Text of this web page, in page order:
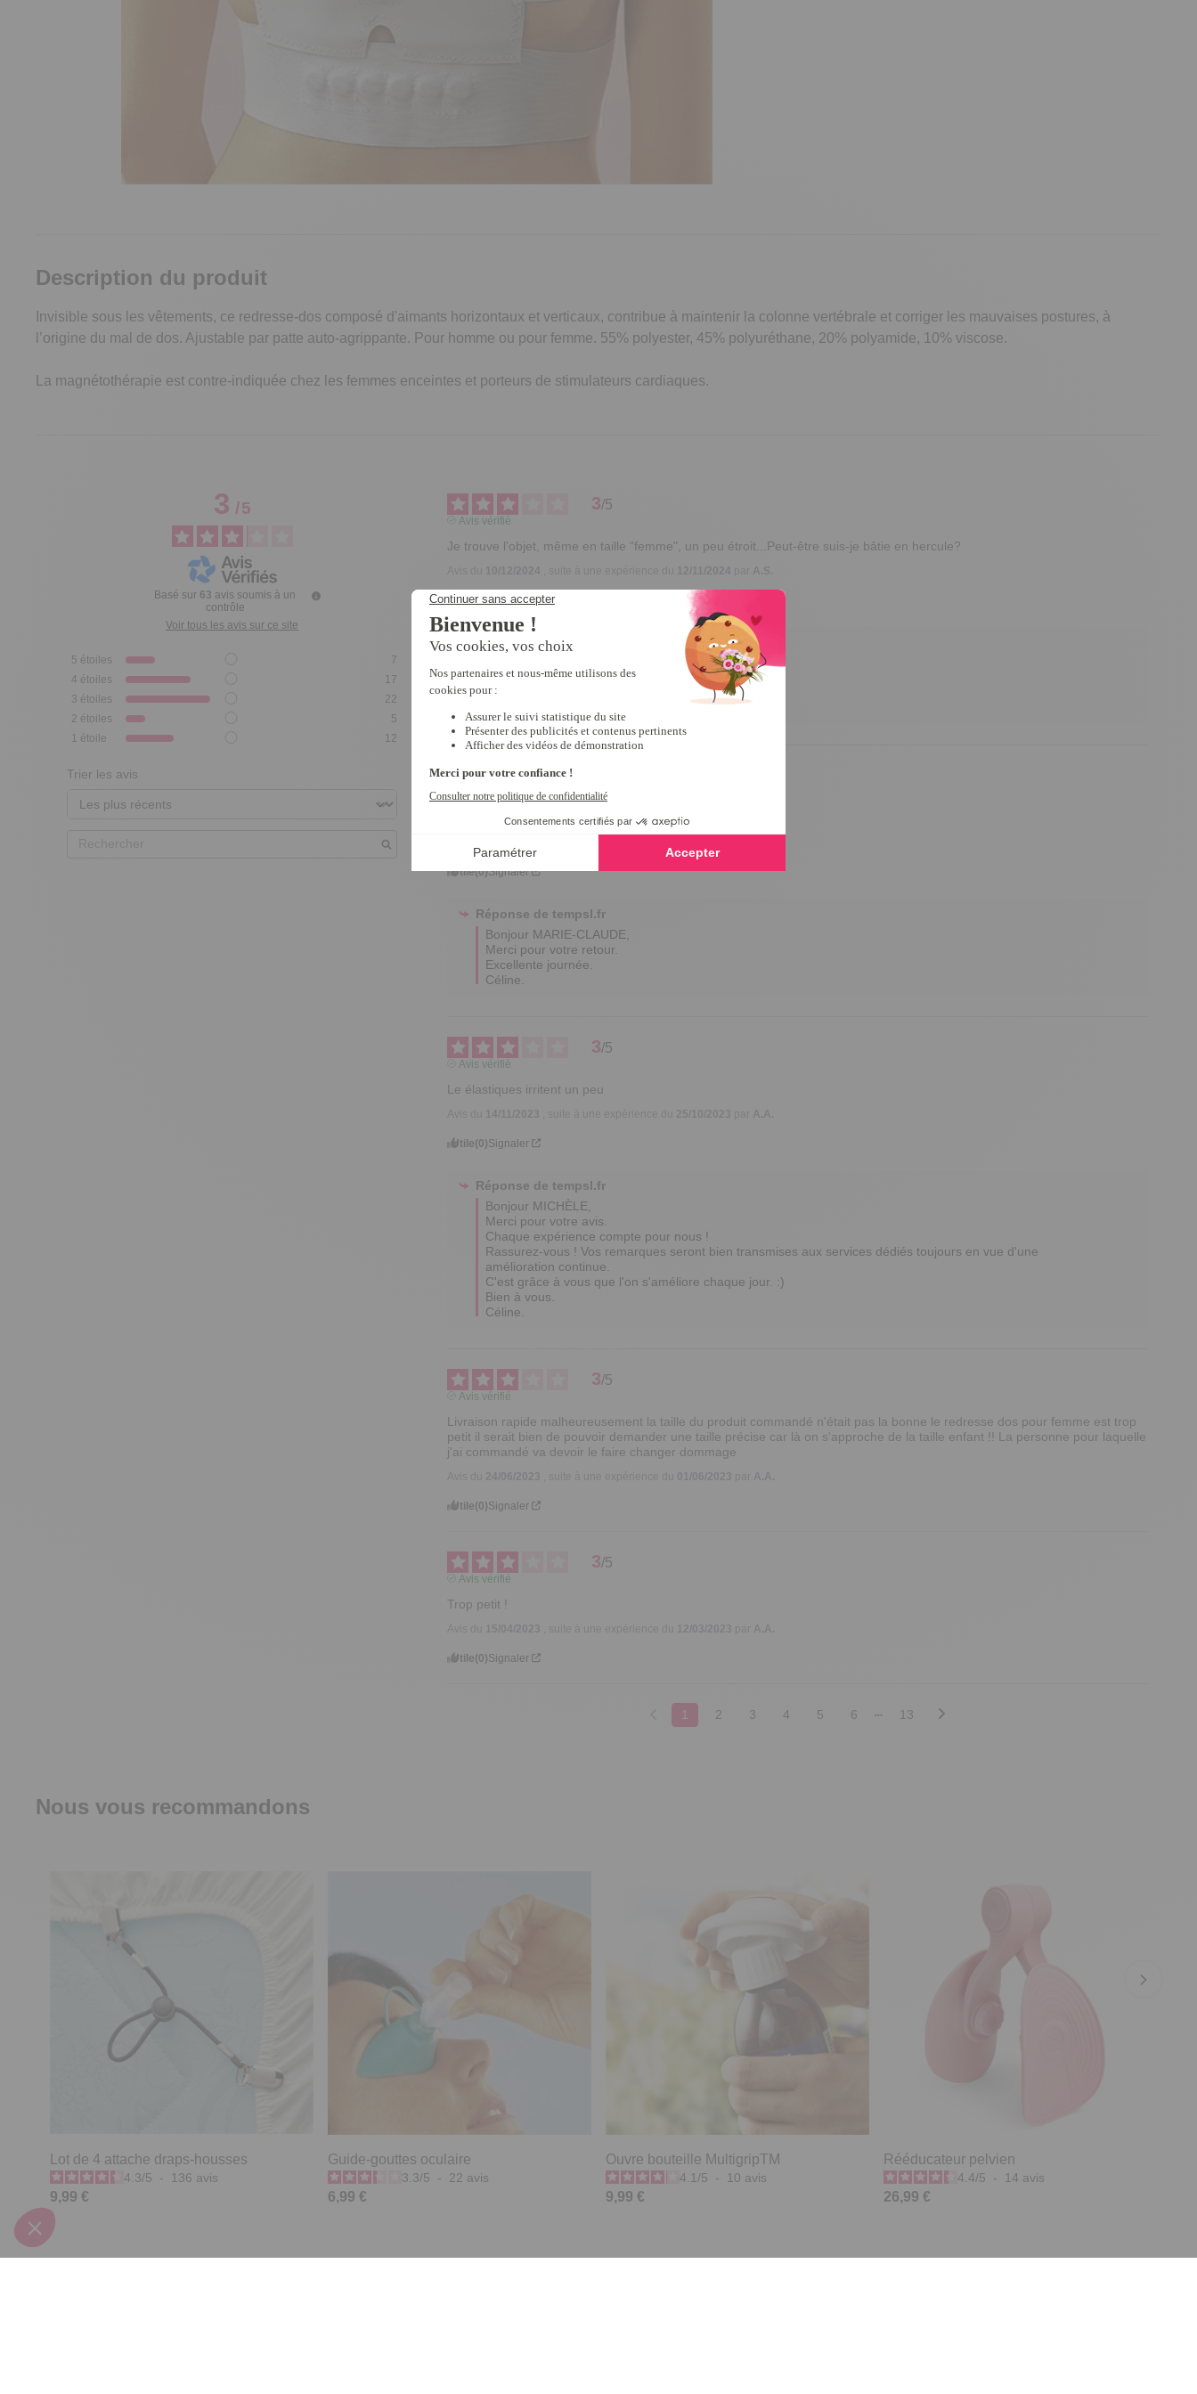
Description du produit
Invisible sous les vêtements, ce redresse-dos composé d'aimants horizontaux et verticaux, contribue à maintenir la colonne vertébrale et corriger les mauvaises postures, à
l’origine du mal de dos. Ajustable par patte auto-agrippante. Pour homme ou pour femme. 55% polyester, 45% polyuréthane, 20% polyamide, 10% viscose.
La magnétothérapie est contre-indiquée chez les femmes enceintes et porteurs de stimulateurs cardiaques.
3/5
Basé sur 63 avis soumis à un
contrôle
Voir tous les avis sur ce site
5 étoiles
7
4 étoiles
17
3 étoiles
22
2 étoiles
5
1 étoile 12
Trier les avis
3/5
Avis vérifié
Je trouve l'objet, même en taille "femme", un peu étroit...Peut-être suis-je bâtie en hercule?
12/11/2024 par A.S.
Utile(0)Signaler
Réponse detempsl.fr
Merci pour votre retour.
Excellente journée.
Avis vérifié
Ca peut aller
Utile(0)Signaler
Réponse detempsl.fr
Bonjour MARIE-CLAUDE,
Merci pour votre retour.
Excellente journée.
Céline.
3/5
Avis vérifié
Le élastiques irritent un peu
Utile(0)Signaler
Réponse detempsl.fr
Bonjour MICHÈLE,
Merci pour votre avis.
Chaque expérience compte pour nous !
Rassurez-vous ! Vos remarques seront bien transmises aux services dédiés toujours en vue d'une
amélioration continue.
C'est grâce à vous que l'on s'améliore chaque jour. :)
Bien à vous.
Céline.
3/5
Avis vérifié
Livraison rapide malheureusement la taille du produit commandé n'était pas la bonne le redresse dos pour femme est trop
petit il serait bien de pouvoir demander une taille précise car là on s'approche de la taille enfant !! La personne pour laquelle
j'ai commandé va devoir le faire changer dommage
Utile(0)Signaler
3/5
Avis vérifié
Trop petit !
Utile(0)Signaler
1 2 3 4 5 6 13
Nous vous recommandons
Lot de 4 attache draps-housses
4.3/5 - 136 avis
9,99 €
Guide-gouttes oculaire
3.3/5 - 22 avis
6,99 €
Ouvre bouteille MultigripTM
4.1 /5 - 10 avis
9,99 €
Rééducateur pelvien
4.4/5 - 14 avis
26,99 €